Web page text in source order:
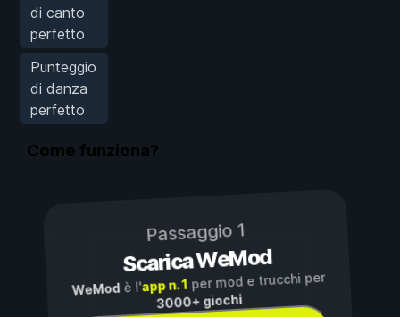
di canto
perfetto
Punteggio
di danza
perfetto
Come funziona?
Passaggio 1
Scarica WeMod
WeMod è l'app n. 1per mod e trucchi per
3000+ giochi